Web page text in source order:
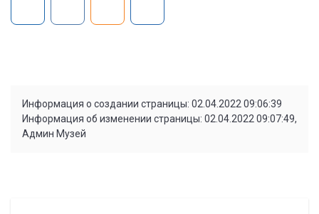
Информация о создании страницы: 02.04.2022 09:06:39
Информация об изменении страницы: 02.04.2022 09:07:49,
Админ Музей